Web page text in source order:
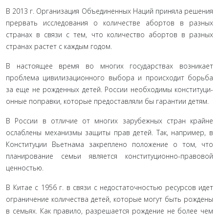
В 2013 г. Организация Объединенных Наций приняла решения
прервать исследования о количестве абортов в раз­ных
странах в связи с тем, что количество абортов в разных
странах растет с каждым годом.
В настоящее время во многих государствах возникает
проблема цивилизационного выбора и происходит борьба
за еще не рожденных детей. России необходимы конституци­
онные поправки, которые предоставляли бы гарантии детям.
В России в отличие от многих зарубежных стран крайне
ослаблены механизмы защиты прав детей. Так, например, в
Конституции Вьетнама закреплено положение о том, что
планирование семьи является конституционно-правовой
ценностью.
В Китае с 1956 г. в связи с недостаточностью ресурсов идет
ограничение количества детей, которые могут быть рождены
в семьях. Как правило, разрешается рождение не более чем